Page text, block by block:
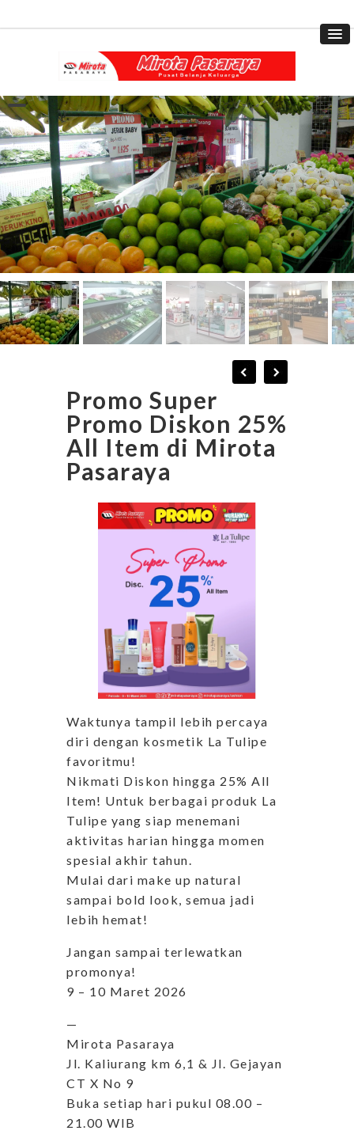
Promo Super
Promo Diskon 25%
All Item di Mirota
Pasaraya
Waktunya tampil lebih percaya
diri dengan kosmetik La Tulipe
favoritmu!
Nikmati Diskon hingga 25% All
Item! Untuk berbagai produk La
Tulipe yang siap menemani
aktivitas harian hingga momen
spesial akhir tahun.
Mulai dari make up natural
sampai bold look, semua jadi
lebih hemat!
Jangan sampai terlewatkan
promonya!
9 – 10 Maret 2026
—
Mirota Pasaraya
Jl. Kaliurang km 6,1 & Jl. Gejayan
CT X No 9
Buka setiap hari pukul 08.00 –
21.00 WIB